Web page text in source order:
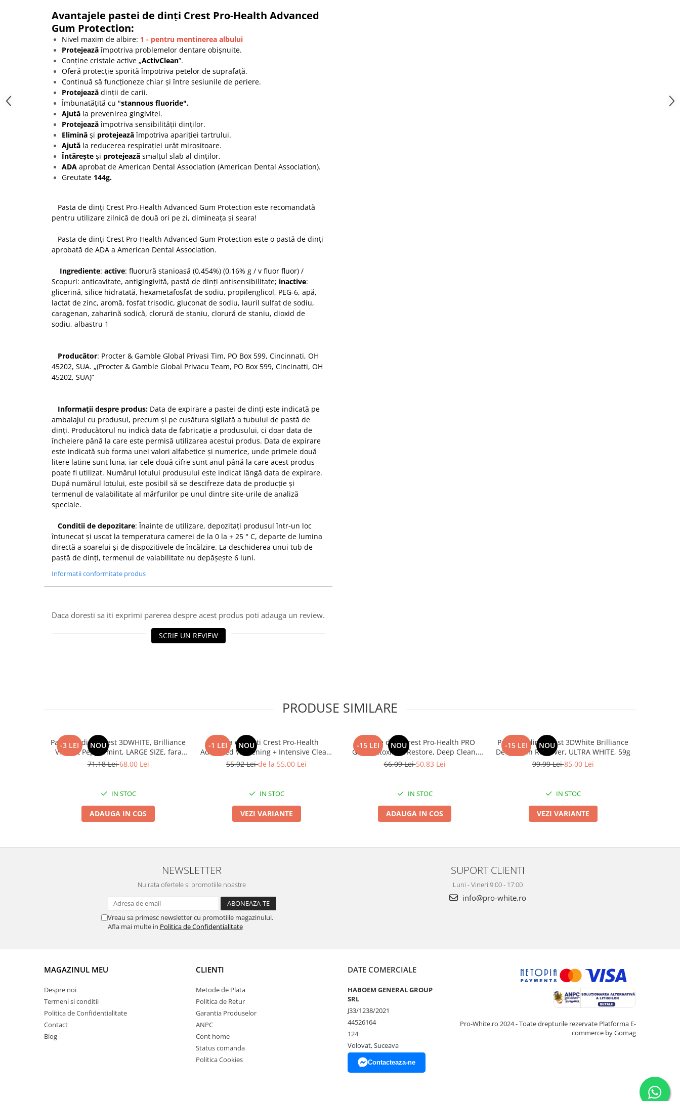
Avantajele pastei de dinți Crest Pro-Health Advanced
Gum Protection:
Nivel maxim de albire: 1 - pentru mentinerea albului
Protejeazăîmpotriva problemelor dentare obișnuite.
Conține cristale active „ActivClean”.
Oferă protecție sporită împotriva petelor de suprafață.
Continuă să funcționeze chiar și între sesiunile de periere.
Protejează dinții de carii.
Îmbunatățită cu "stannous fluoride".
Ajută la prevenirea gingivitei.
Protejeazăîmpotriva sensibilității dinților.
Elimină și protejeazăîmpotriva apariției tartrului.
Ajută la reducerea respirației urât mirositoare.
Întărește și protejează smalțul slab al dinților.
ADA aprobat de American Dental Association (American Dental Association).
Greutate 144g.
Pasta de dinți Crest Pro-Health Advanced Gum Protection este recomandată
pentru utilizare zilnică de două ori pe zi, dimineața și seara!
Pasta de dinți Crest Pro-Health Advanced Gum Protection este o pastă de dinți
aprobată de ADA a American Dental Association.
Ingrediente: active: fluorură stanioasă (0,454%) (0,16% g / v fluor fluor) /
Scopuri: anticavitate, antigingivită, pastă de dinți antisensibilitate; inactive:
glicerină, silice hidratată, hexametafosfat de sodiu, propilenglicol, PEG-6, apă,
lactat de zinc, aromă, fosfat trisodic, gluconat de sodiu, lauril sulfat de sodiu,
caragenan, zaharină sodică, clorură de staniu, clorură de staniu, dioxid de
sodiu, albastru 1
Producător: Procter & Gamble Global Privasi Tim, PO Box 599, Cincinnati, OH
45202, SUA. „(Procter & Gamble Global Privacu Team, PO Box 599, Cincinatti, OH
45202, SUA)”
Informații despre produs: Data de expirare a pastei de dinți este indicată pe
ambalajul cu produsul, precum și pe cusătura sigilată a tubului de pastă de
dinți. Producătorul nu indică data de fabricație a produsului, ci doar data de
încheiere până la care este permisă utilizarea acestui produs. Data de expirare
este indicată sub forma unei valori alfabetice și numerice, unde primele două
litere latine sunt luna, iar cele două cifre sunt anul până la care acest produs
poate fi utilizat. Numărul lotului produsului este indicat lângă data de expirare.
După numărul lotului, este posibil să se descifreze data de producție și
termenul de valabilitate al mărfurilor pe unul dintre site-urile de analiză
speciale.
Conditii de depozitare: Înainte de utilizare, depozitați produsul într-un loc
întunecat și uscat la temperatura camerei de la 0 la + 25 ° C, departe de lumina
directă a soarelui și de dispozitivele de încălzire. La deschiderea unui tub de
pastă de dinți, termenul de valabilitate nu depășește 6 luni.
Informatii conformitate produs
Daca doresti sa iti exprimi parerea despre acest produs poti adauga un review.
SCRIE UN REVIEW
PRODUSE SIMILARE
-3 LEI NOU
Pasta de dinti Crest 3DWHITE, Brilliance
Vibrant Peppermint, LARGE SIZE, fara
gluten, 130g
71,18 Lei68,00 Lei
IN STOC
ADAUGA IN COS
-1 LEI NOU
Pasta de dinti Crest Pro-Health
Advanced Whitening + Intensive Clean,
8 beneficii, 164g
55,92 Leide la 55,00 Lei
IN STOC
VEZI VARIANTE
-15 LEI NOU
Pasta de dinti Crest Pro-Health PRO
Gum Detoxify & Restore, Deep Clean,
gust de menta, vindeca gingia, 130g
66,09 Lei50,83 Lei
IN STOC
ADAUGA IN COS
-15 LEI NOU
Pasta de dinți Crest 3DWhite Brilliance
Deep Stain Remover, ULTRA WHITE, 59g
99,99 Lei85,00 Lei
IN STOC
VEZI VARIANTE
NEWSLETTER
Nu rata ofertele si promotiile noastre
Vreau sa primesc newsletter cu promotiile magazinului.
Afla mai multe in Politica de Confidentialitate
SUPORT CLIENTI
Luni - Vineri 9:00 - 17:00
info@pro-white.ro
MAGAZINUL MEU
Despre noi
Termeni si conditii
Politica de Confidentialitate
Contact
Blog
CLIENTI
Metode de Plata
Politica de Retur
Garantia Produselor
ANPC
Cont home
Status comanda
Politica Cookies
DATE COMERCIALE
HABOEM GENERAL GROUP
SRL
J33/1238/2021
44526164
124
Volovat, Suceava
Contacteaza-ne
Pro-White.ro 2024 - Toate drepturile rezervate Platforma E-
commerce by Gomag